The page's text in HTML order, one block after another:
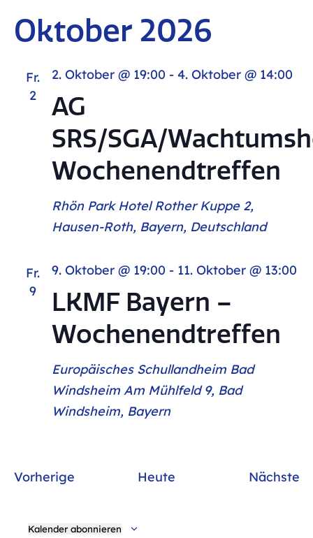
Oktober 2026
Fr.
2
AG
SRS/SGA/
Wochenendtreffen
2. Oktober @ 19:00 - 4. Oktober @ 14:00
Rhön Park HotelRother Kuppe 2,
Hausen-Roth, Bayern, Deutschland
Fr.
9
LKMF Bayern –
Wochenendtreffen
9. Oktober @ 19:00 - 11. Oktober @ 13:00
Europäisches Schullandheim Bad
Windsheim Am Mühlfeld 9, Bad
Windsheim, Bayern
VorherigeVeranstaltungen
Heute Nächste
Kalender abonnieren